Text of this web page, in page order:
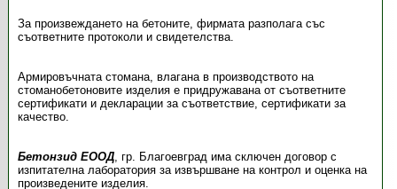
За произвеждането на бетоните, фирмата разполага със
съответните протоколи и свидетелства.
Армировъчната стомана, влагана в производството на
стоманобетоновите изделия е придружавана от съответните
сертификати и декларации за съответствие, сертификати за
качество.
Бетонзид ЕООД, гр. Благоевград има сключен договор с
изпитателна лаборатория за извършване на контрол и оценка на
произведените изделия.